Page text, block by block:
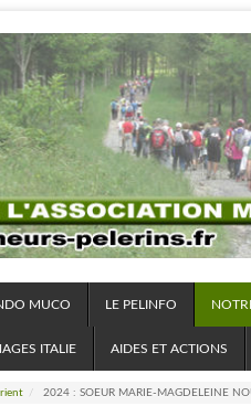
MUCO LE PELINFO
ITALIE AIDES ET ACTIONS
/ 2024 : SOEUR MARIE-MAGDELEINE